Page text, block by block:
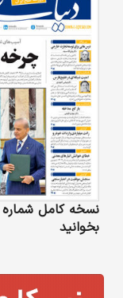
نسخه کامل شماره
بخوانید